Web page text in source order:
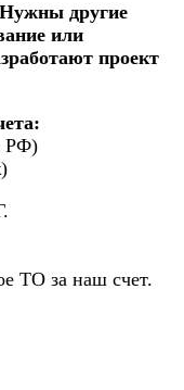
другие
или
проект
РФ)
ТО за наш счет.